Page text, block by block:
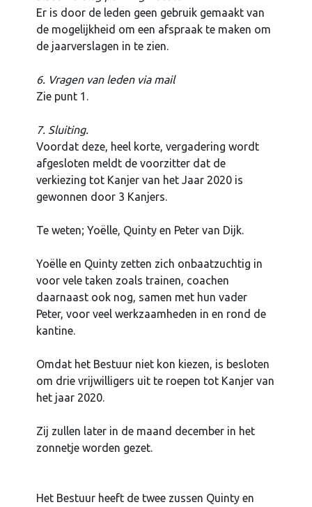
Er is door de leden geen gebruik gemaakt van
de mogelijkheid om een afspraak te maken om
de jaarverslagen in te zien.
6. Vragen van leden via mail
Zie punt 1.
7. Sluiting.
Voordat deze, heel korte, vergadering wordt
afgesloten meldt de voorzitter dat de
verkiezing tot Kanjer van het Jaar 2020 is
gewonnen door 3 Kanjers.
Te weten; Yoëlle, Quinty en Peter van Dijk.
Yoëlle en Quinty zetten zich onbaatzuchtig in
voor vele taken zoals trainen, coachen
daarnaast ook nog, samen met hun vader
Peter, voor veel werkzaamheden in en rond de
kantine.
Omdat het Bestuur niet kon kiezen, is besloten
om drie vrijwilligers uit te roepen tot Kanjer van
het jaar 2020.
Zij zullen later in de maand december in het
zonnetje worden gezet.
Het Bestuur heeft de twee zussen Quinty en